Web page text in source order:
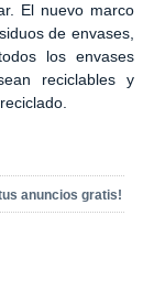
El nuevo marco
de envases,
los envases
reciclables y
anuncios gratis!